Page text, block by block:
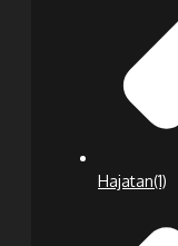
Hajatan(1)